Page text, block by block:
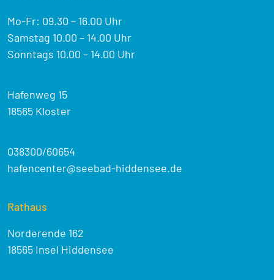
Mo-Fr: 09.30 – 16.00 Uhr
Samstag 10.00 – 14.00 Uhr
Sonntags 10.00 – 14.00 Uhr
Hafenweg 15
18565 Kloster
038300/60654
hafencenter@seebad-hiddensee.de
Rathaus
Norderende 162
18565 Insel Hiddensee